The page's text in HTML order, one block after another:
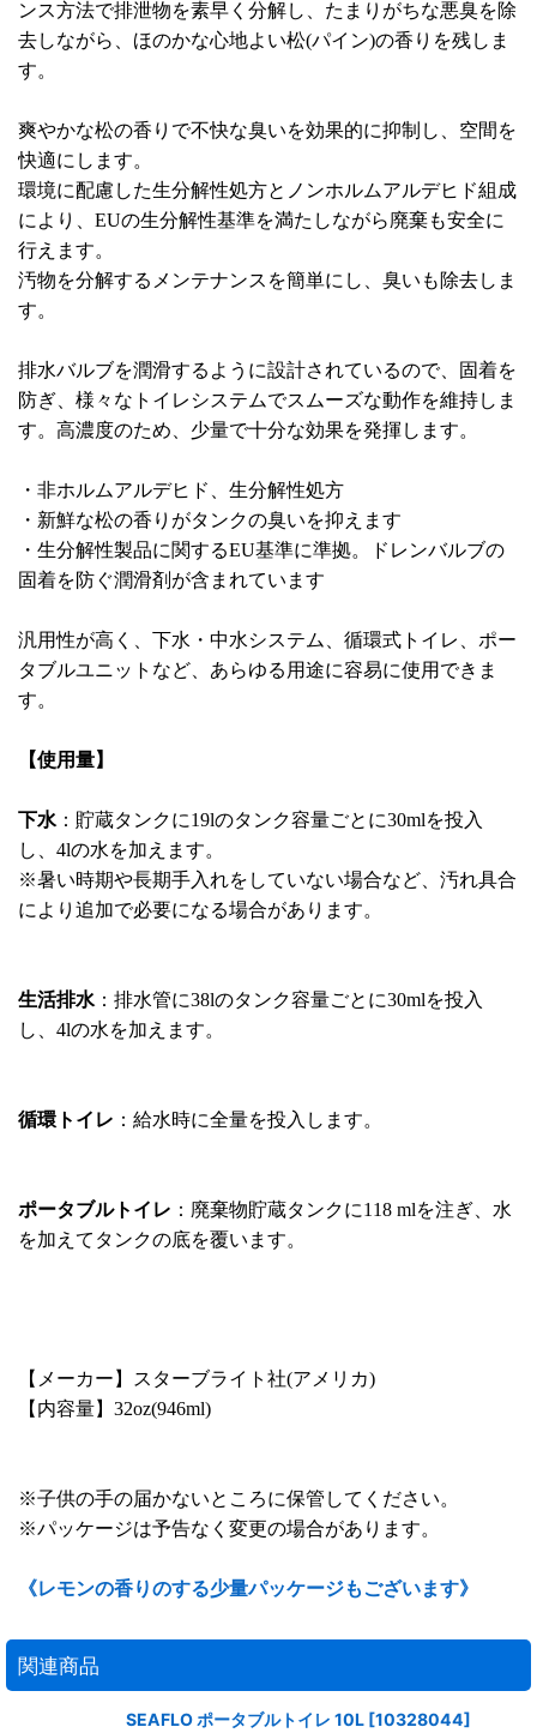
ンス方法で排泄物を素早く分解し、たまりがちな悪臭を除
去しながら、ほのかな心地よい松(パイン)の香りを残しま
す。
爽やかな松の香りで不快な臭いを効果的に抑制し、空間を
快適にします。
環境に配慮した生分解性処方とノンホルムアルデヒド組成
により、EUの生分解性基準を満たしながら廃棄も安全に
行えます。
汚物を分解するメンテナンスを簡単にし、臭いも除去しま
す。
排水バルブを潤滑するように設計されているので、固着を
防ぎ、様々なトイレシステムでスムーズな動作を維持しま
す。高濃度のため、少量で十分な効果を発揮します。
・非ホルムアルデヒド、生分解性処方
・新鮮な松の香りがタンクの臭いを抑えます
・生分解性製品に関するEU基準に準拠。ドレンバルブの
固着を防ぐ潤滑剤が含まれています
汎用性が高く、下水・中水システム、循環式トイレ、ポー
タブルユニットなど、あらゆる用途に容易に使用できま
す。
【使用量】
下水 ：貯蔵タンクに19lのタンク容量ごとに30mlを投入
し、4lの水を加えます。
※暑い時期や長期手入れをしていない場合など、汚れ具合
により追加で必要になる場合があります。
生活排水 ：排水管に38lのタンク容量ごとに30mlを投入
し、4lの水を加えます。
循環トイレ ：給水時に全量を投入します。
ポータブルトイレ ：廃棄物貯蔵タンクに118 mlを注ぎ、水
を加えてタンクの底を覆います。
【メーカー】スターブライト社(アメリカ)
【内容量】32oz(946ml)
※子供の手の届かないところに保管してください。
※パッケージは予告なく変更の場合があります。
《レモンの香りのする少量パッケージもございます》
関連商品
SEAFLO ポータブルトイレ 10L [10328044]